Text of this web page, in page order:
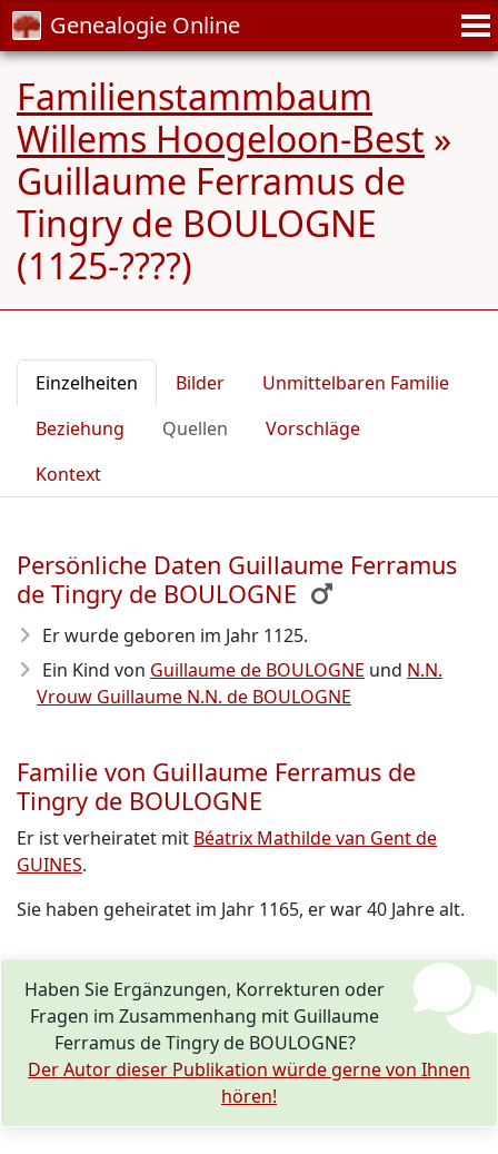
Genealogie Online
Familienstammbaum
Willems Hoogeloon-Best »
Guillaume Ferramus de
Tingry de BOULOGNE
(1125-????)
Einzelheiten Bilder
Unmittelbaren Familie
Beziehung
Quellen
Vorschläge
Kontext
Persönliche Daten Guillaume Ferramus
de Tingry de BOULOGNE
Er wurde geboren im Jahr 1125.
Ein Kind von Guillaume de BOULOGNE und N.N.
Vrouw Guillaume N.N. de BOULOGNE
Familie von Guillaume Ferramus de
Tingry de BOULOGNE
Er ist verheiratet mit Béatrix Mathilde van Gent de
GUINES.
Sie haben geheiratet im Jahr 1165, er war 40 Jahre alt.
Haben Sie Ergänzungen, Korrekturen oder
Fragen im Zusammenhang mit Guillaume
Ferramus de Tingry de BOULOGNE?
Der Autor dieser Publikation würde gerne von Ihnen
hören!